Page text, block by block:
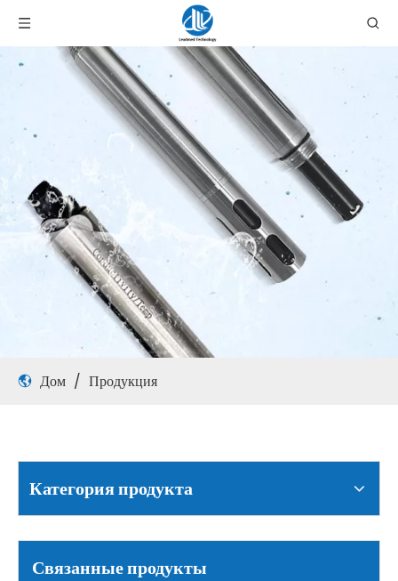
Дом / Продукция
Категория продукта
Связанные продукты